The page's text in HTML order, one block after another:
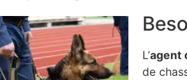
L’agent
de